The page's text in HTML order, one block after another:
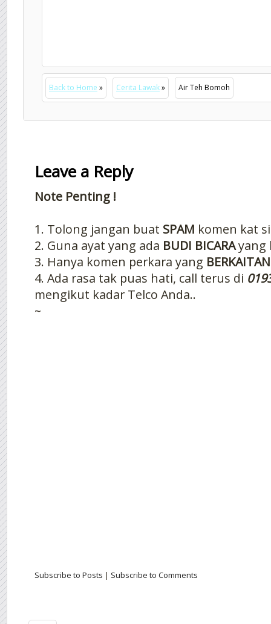
Back to Home » Cerita Lawak» Air Teh Bomoh
Leave a Reply
Note Penting !
1. Tolong jangan buat SPAM komen kat
2. Guna ayat yang ada BUDI BICARAyang
3. Hanya komen perkara yang BERKAITAN
4. Ada rasa tak puas hati, call terus di
mengikut kadar Telco Anda..
~
Subscribe to Posts | Subscribe to Comments